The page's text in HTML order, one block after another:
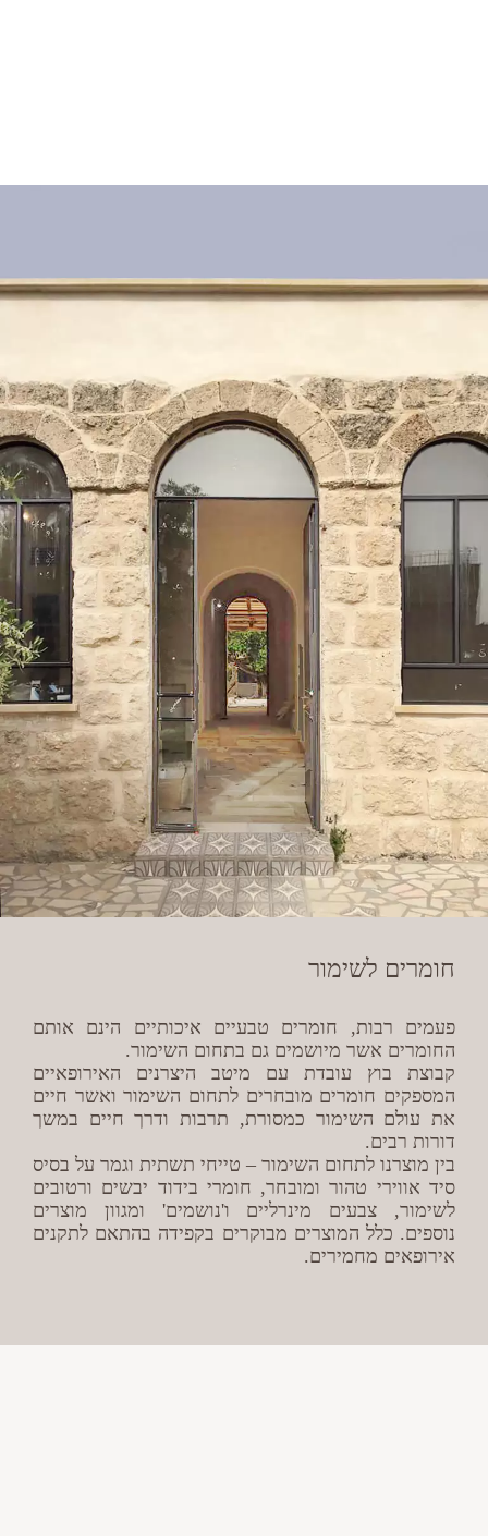
חומרים לשימור
פעמים רבות, חומרים טבעיים איכותיים הינם אותם
החומרים אשר מיושמים גם בתחום השימור.
קבוצת בוץ עובדת עם מיטב היצרנים האירופאיים
המספקים חומרים מובחרים לתחום השימור ואשר חיים
את עולם השימור כמסורת, תרבות ודרך חיים במשך
דורות רבים.
בין מוצרנו לתחום השימור – טייחי תשתית וגמר על בסיס
סיד אווירי טהור ומובחר, חומרי בידוד יבשים ורטובים
לשימור, צבעים מינרליים ו'נושמים' ומגוון מוצרים
נוספים. כלל המוצרים מבוקרים בקפידה בהתאם לתקנים
אירופאים מחמירים.